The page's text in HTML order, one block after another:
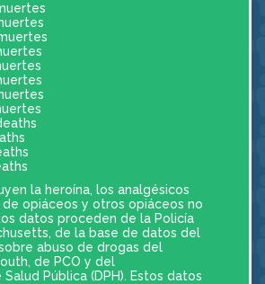
la heroína, los analgésicos
opiáceos y otros opiáceos no
datos proceden de la Policía
de la base de datos del
abuso de drogas del
de PCO y del
Pública (DPH). Estos datos